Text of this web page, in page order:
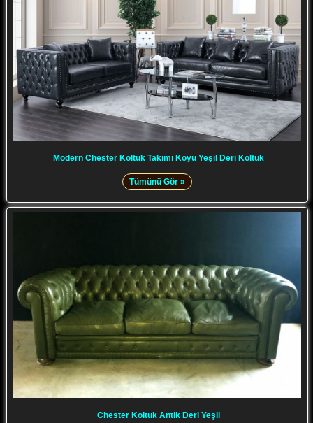
Modern Chester Koltuk Takımı Koyu Yeşil Deri Koltuk
Tümünü Gör »
Chester Koltuk Antik Deri Yeşil